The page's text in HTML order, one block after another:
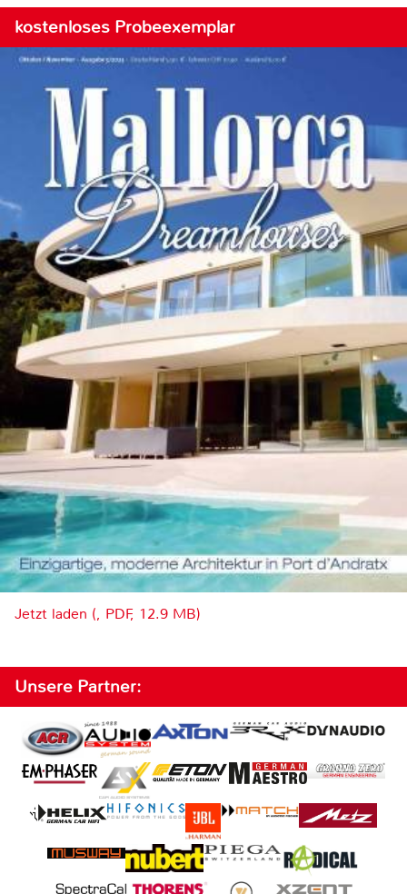
kostenloses Probeexemplar
Jetzt laden (, PDF, 12.9 MB)
Unsere Partner: